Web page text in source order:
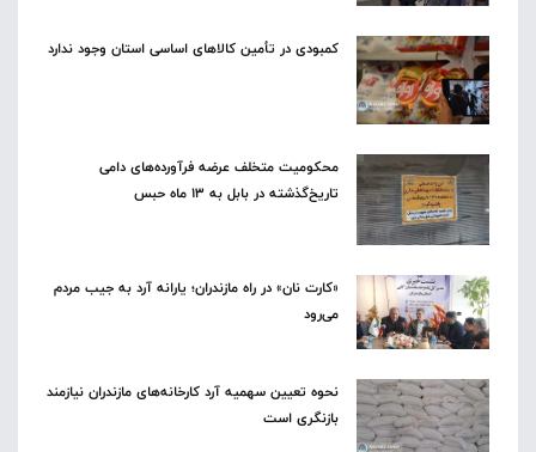
کمبودی در تأمین کالاهای اساسی استان وجود ندارد
محکومیت متخلف عرضه فرآورده‌های دامی
تاریخ‌گذشته در بابل به ۱۳ ماه حبس
«کارت نان» در راه مازندران؛ یارانه آرد به جیب مردم
می‌رود
نحوه تعیین سهمیه آرد کارخانه‌های مازندران نیازمند
بازنگری است